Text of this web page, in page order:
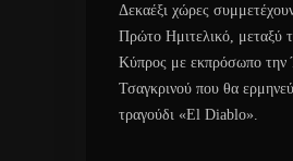
Δεκαέξι χώρες
Πρώτο Ημιτελικό, μεταξύ
Κύπρος με εκπρόσωπο την
Τσαγκρινού που θα
τραγούδι «El Diablo».